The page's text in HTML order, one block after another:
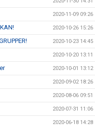
2020-11-09 09:26
2020-10-26 15:26
2020-10-23 14:45
2020-10-20 13:11
2020-10-01 13:12
2020-09-02 18:26
2020-08-06 09:51
2020-07-31 11:06
2020-06-18 14:28